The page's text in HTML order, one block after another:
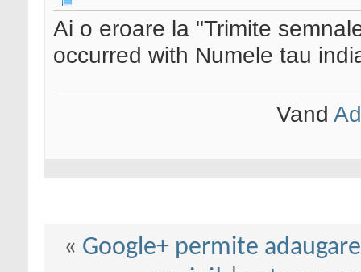
Ai o eroare la "Trimite
occurred with Numele tau
Vand
« Google+ permite